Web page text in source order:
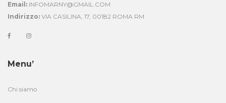
Email: INFOMARNY@GMAIL.COM
Indirizzo: VIA CASILINA, 17, 00182 ROMA RM
Menu’
Chi siamo